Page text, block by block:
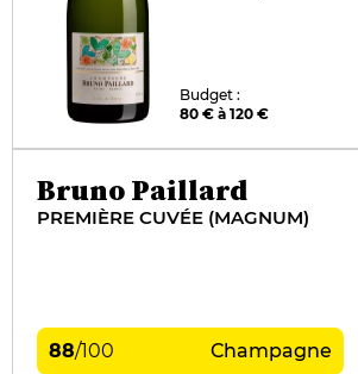
Budget :
80 € à 120 €
Bruno Paillard
PREMIÈRE CUVÉE (MAGNUM)
88/100 Champagne